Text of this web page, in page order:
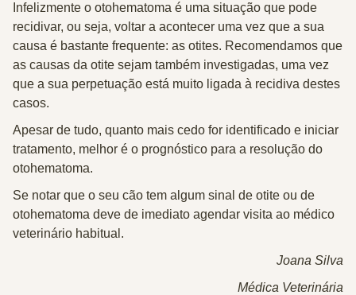
Infelizmente o otohematoma é uma situação que pode
recidivar, ou seja, voltar a acontecer uma vez que a sua
causa é bastante frequente: as otites. Recomendamos que
as causas da otite sejam também investigadas, uma vez
que a sua perpetuação está muito ligada à recidiva destes
casos.
Apesar de tudo, quanto mais cedo for identificado e iniciar
tratamento, melhor é o prognóstico para a resolução do
otohematoma.
Se notar que o seu cão tem algum sinal de otite ou de
otohematoma deve de imediato agendar visita ao médico
veterinário habitual.
Joana Silva
Médica Veterinária